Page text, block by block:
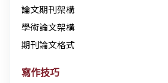
論文期刊架構
學術論文架構
期刊論文格式
寫作技巧